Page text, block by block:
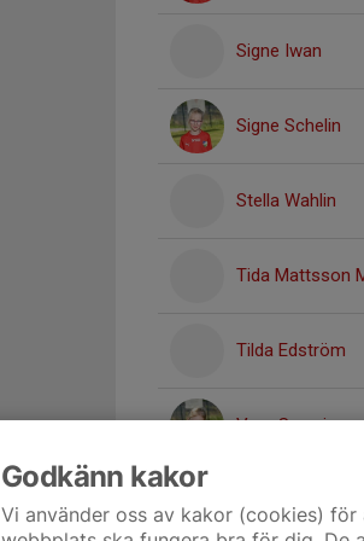
Signe Iwan
Signe Schelin
Stella Wahlin
Tida Mattsson
Tilda Edström
Vera Savarin
Zoey Bergman
Godkänn kakor
Vi använder oss av kakor (cookies)